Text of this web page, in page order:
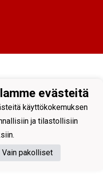
evästeitä
käyttökokemuksen
ja tilastollisiin
Vain pakolliset